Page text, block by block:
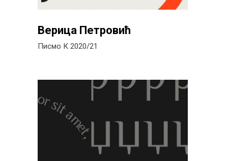
Верица Петровић
Писмо К 2020/21